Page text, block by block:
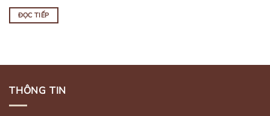
ĐỌC TIẾP
THÔNG TIN